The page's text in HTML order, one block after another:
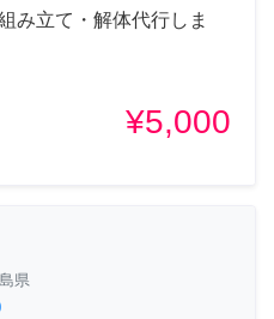
み立て・解体代行しま
¥5,000
県